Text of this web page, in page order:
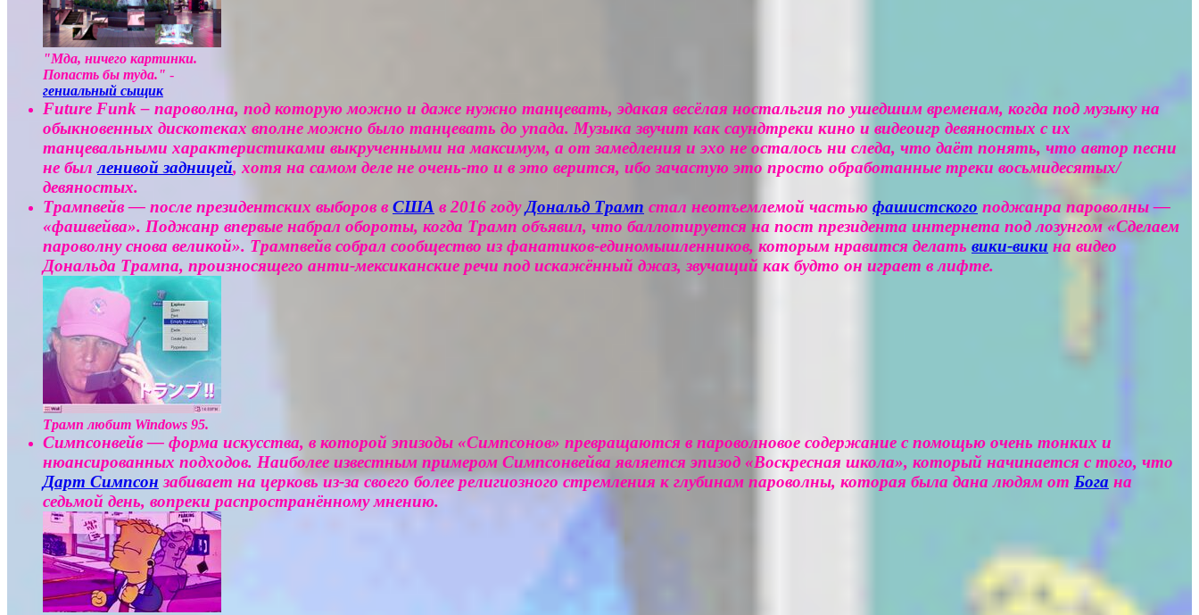
"Мда, ничего картинки.
Попасть бы туда." -
гениальный сыщик
Future Funk – пароволна, под которую можно и даже нужно танцевать, эдакая весёлая ностальгия по ушедшим временам, когда под музыку на
обыкновенных дискотеках вполне можно было танцевать до упада. Музыка звучит как саундтреки кино и видеоигр девяностых с их
танцевальными характеристиками выкрученными на максимум, а от замедления и эхо не осталось ни следа, что даёт понять, что автор песни
не былленивой задницей, хотя на самом деле не очень-то и в это верится, ибо зачастую это просто обработанные треки восьмидесятых/
девяностых.
Трампвейв — после президентских выборов в США в 2016 годуДональд Трамп стал неотъемлемой частью фашистского поджанра пароволны —
«фашвейва». Поджанр впервые набрал обороты, когда Трамп объявил, что баллотируется на пост президента интернета под лозунгом «Сделаем
пароволну снова великой». Трампвейв собрал сообщество из фанатиков-единомышленников, которым нравится делать вики-вики на видео
Дональда Трампа, произносящего анти-мексиканские речи под искажённый джаз, звучащий как будто он играет в лифте.
Трамп любит Windows 95.
Симпсонвейв — форма искусства, в которой эпизоды «Симпсонов» превращаются в пароволновое содержание с помощью очень тонких и
нюансированных подходов. Наиболее известным примером Симпсонвейва является эпизод «Воскресная школа», который начинается с того, что
Дарт Симпсон забивает на церковь из-за своего более религиозного стремления к глубинам пароволны, которая была дана людям от Бога на
седьмой день, вопреки распространённому мнению.